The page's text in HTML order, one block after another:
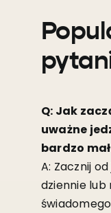
Q: Jak
uważne
bardzo
A: Zacznij
dziennie